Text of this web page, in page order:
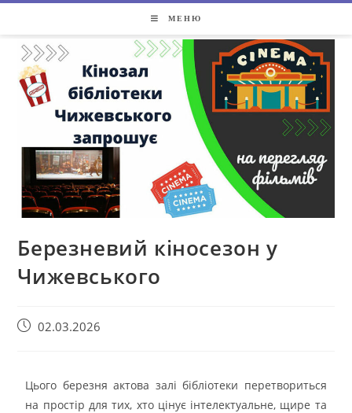
МЕНЮ
Березневий кіносезон у
Чижевського
02.03.2026
Цього березня актова залі бібліотеки перетвориться
на простір для тих, хто цінує інтелектуальне, щире та